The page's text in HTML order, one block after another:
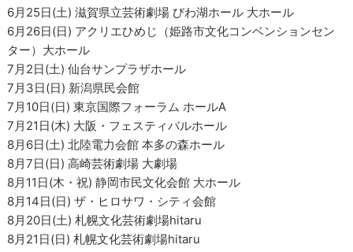
6月25日(土) 滋賀県立芸術劇場 びわ湖ホール 大ホール
6月26日(日) アクリエひめじ（姫路市文化コンベンションセン
ター）大ホール
7月2日(土) 仙台サンプラザホール
7月3日(日) 新潟県民会館
7月10日(日) 東京国際フォーラム ホールA
7月21日(木) 大阪・フェスティバルホール
8月6日(土) 北陸電力会館 本多の森ホール
8月7日(日) 高崎芸術劇場 大劇場
8月11日(木・祝) 静岡市民文化会館 大ホール
8月14日(日) ザ・ヒロサワ・シティ会館
8月20日(土) 札幌文化芸術劇場hitaru
8月21日(日) 札幌文化芸術劇場hitaru